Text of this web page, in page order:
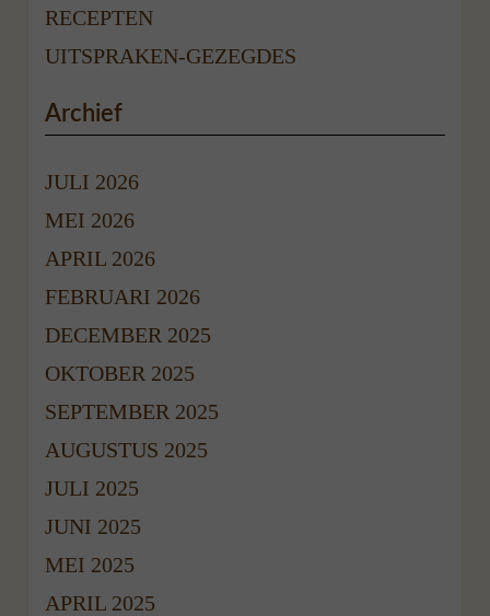
RECEPTEN
UITSPRAKEN-GEZEGDES
Archief
JULI 2026
MEI 2026
APRIL 2026
FEBRUARI 2026
DECEMBER 2025
OKTOBER 2025
SEPTEMBER 2025
AUGUSTUS 2025
JULI 2025
JUNI 2025
MEI 2025
APRIL 2025